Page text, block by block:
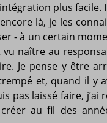
plus facile.
là, je les
- à un certain
naître au
Je pense y être
et, quand il y
pas laissé faire, j’ai
au fil des